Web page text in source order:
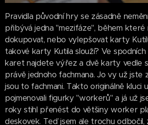
Pravidla původní hry se zásadně
přibývá jedna "mezifáze", během které
dokupovat, nebo vylepšovat karty
takové karty Kutila slouží? Ve
karet najdete výřez a dvě karty vedle
právě jednoho fachmana. Jo vy už jste
jsou to fachmani. Takto originálně kluci
pojmenovali figurky "workerů" a já už
roky stihl přenést do většiny worker
deskovek. Teď jsem ale trochu